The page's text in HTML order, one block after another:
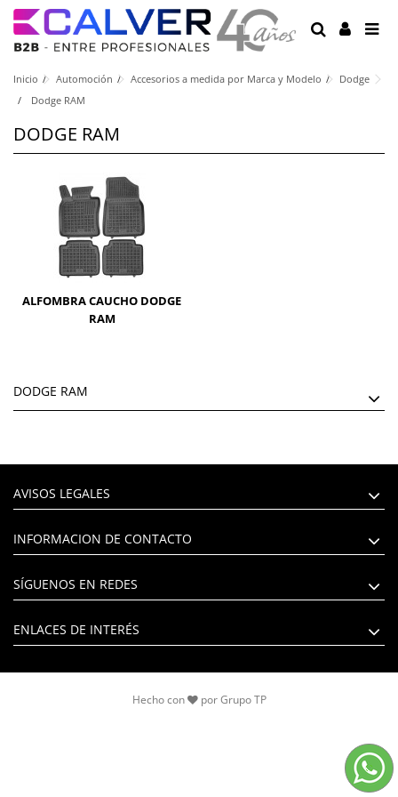
Inicio Automoción Accesorios a medida por Marca y Modelo
Dodge
Dodge RAM
DODGE RAM
ALFOMBRA CAUCHO DODGE
RAM
DODGE RAM
AVISOS LEGALES
INFORMACION DE CONTACTO
SÍGUENOS EN REDES
ENLACES DE INTERÉS
Hecho con por Grupo TP